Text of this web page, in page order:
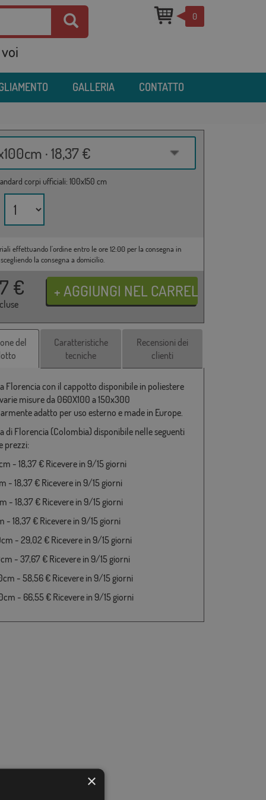
0
GALLERIA CONTATTO
· 18,37 €
corpi ufficiali: 100x150 cm
effettuando l'ordine entro le ore 12:00 per la consegna in
la consegna a domicilio.
€
del
Caratteristiche
tecniche
Recensioni dei
clienti
Florencia con il cappotto disponibile in poliestere
misure da 060X100 a 150x300
adatto per uso esterno e made in Europe.
di Florencia (Colombia) disponibile nelle seguenti
prezzi:
- 18,37 € Ricevere in 9/15 giorni
- 18,37 € Ricevere in 9/15 giorni
- 18,37 € Ricevere in 9/15 giorni
- 18,37 € Ricevere in 9/15 giorni
- 29,02 € Ricevere in 9/15 giorni
- 37,67 € Ricevere in 9/15 giorni
- 58,56 € Ricevere in 9/15 giorni
- 66,55 € Ricevere in 9/15 giorni
×